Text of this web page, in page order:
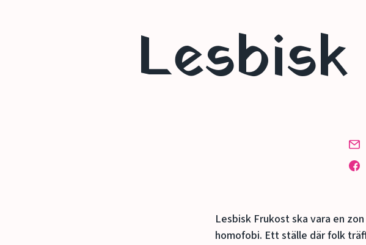
Lesbisk Frukost ska vara en
homofobi. Ett ställe där folk